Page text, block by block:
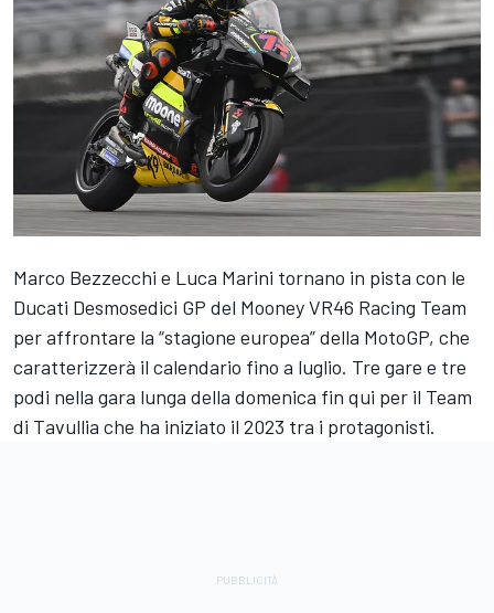
Marco Bezzecchi e Luca Marini tornano in pista con le
Ducati Desmosedici GP del Mooney VR46 Racing Team
per affrontare la “stagione europea” della MotoGP, che
caratterizzerà il calendario fino a luglio. Tre gare e tre
podi nella gara lunga della domenica fin qui per il Team
di Tavullia che ha iniziato il 2023 tra i protagonisti.